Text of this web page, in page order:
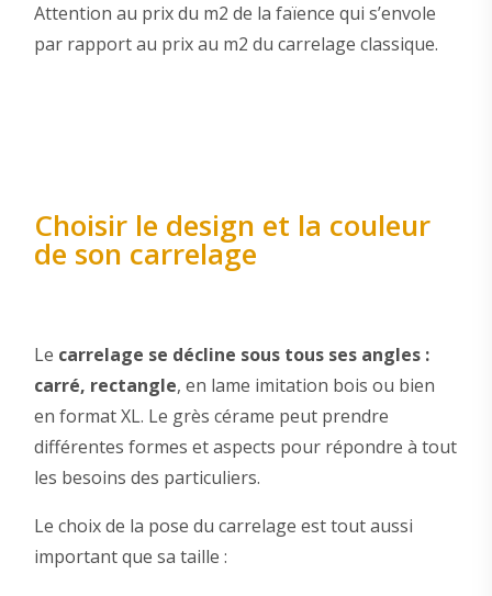
Attention au prix du m2 de la faïence qui s’envole
par rapport au prix au m2 du carrelage classique.
Choisir le design et la couleur
de son carrelage
Le carrelage se décline sous tous ses angles :
carré, rectangle, en lame imitation bois ou bien
en format XL. Le grès cérame peut prendre
différentes formes et aspects pour répondre à tout
les besoins des particuliers.
Le choix de la pose du carrelage est tout aussi
important que sa taille :